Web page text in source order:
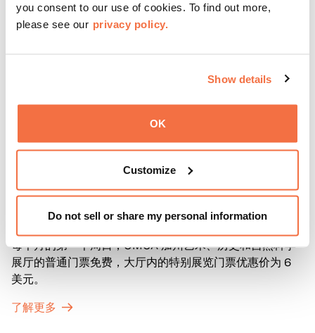
you consent to our use of cookies. To find out more,
please see our privacy policy.
Show details
OK
Customize
Do not sell or share my personal information
第一主日
每个月的第一个周日，OMCA 加州艺术、历史和自然科学
展厅的普通门票免费，大厅内的特别展览门票优惠价为 6
美元。
了解更多